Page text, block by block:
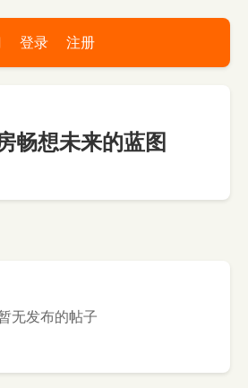
登录 注册
畅想未来的蓝图
无发布的帖子